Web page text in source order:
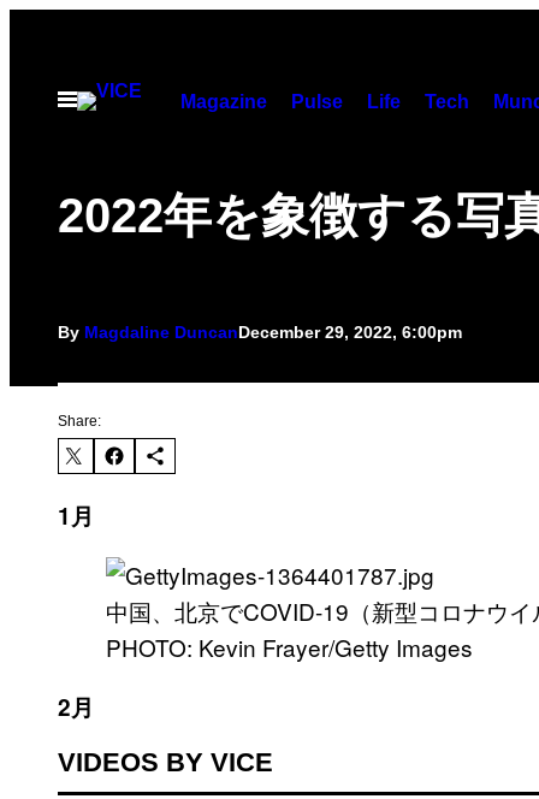
contentOpen
Magazine Pulse Life Tech
2022年を象徴する写
By Magdaline DuncanDecember 29, 2022, 6:00pm
Share:
1月
中国、北京でCOVID-19（新型コロナウ
PHOTO: Kevin Frayer/Getty Images
2月
VIDEOS BY VICE